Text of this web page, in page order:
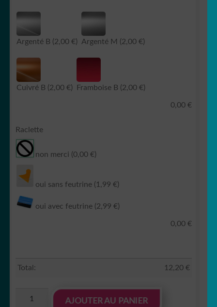
Argenté B (2,00 €) Argenté M (2,00 €)
Cuivré B (2,00 €) Framboise B (2,00 €)
0,00 €
Raclette
non merci (0,00 €)
oui sans feutrine (1,99 €)
oui avec feutrine (2,99 €)
0,00 €
Total: 12,20 €
AJOUTER AU PANIER